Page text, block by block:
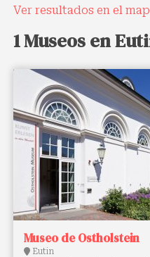
Ver resultados en el
1 Museos en
Museo de Ostholstein
Eutin